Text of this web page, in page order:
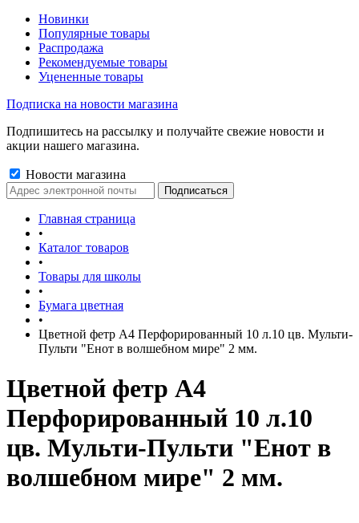
Новинки
Популярные товары
Распродажа
Рекомендуемые товары
Уцененные товары
Подписка на новости магазина
Подпишитесь на рассылку и получайте свежие новости и
акции нашего магазина.
Новости магазина
Главная страница
•
Каталог товаров
•
Товары для школы
•
Бумага цветная
•
Цветной фетр А4 Перфорированный 10 л.10 цв. Мульти-
Пульти "Енот в волшебном мире" 2 мм.
Цветной фетр А4
Перфорированный 10 л.10
цв. Мульти-Пульти "Енот в
волшебном мире" 2 мм.